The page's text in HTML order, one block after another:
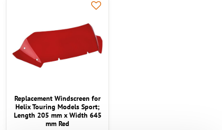
Replacement Windscreen for
Helix Touring Models Sport;
Length 205 mm x Width 645
mm Red